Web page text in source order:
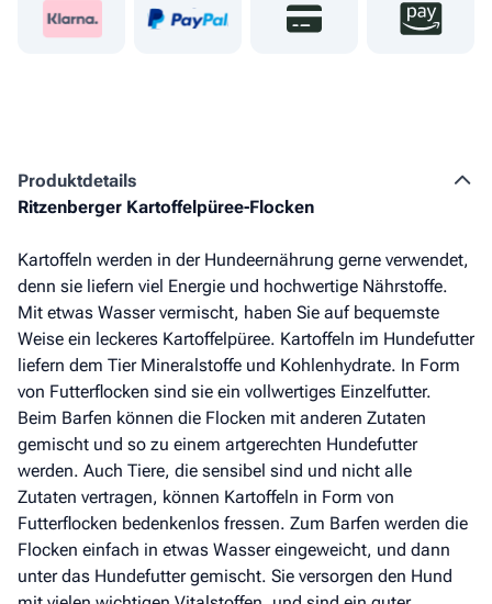
Produkt­details
Ritzenberger Kartoffelpüree-Flocken
Kartoffeln werden in der Hundeernährung gerne verwendet,
denn sie liefern viel Energie und hochwertige Nährstoffe.
Mit etwas Wasser vermischt, haben Sie auf bequemste
Weise ein leckeres Kartoffelpüree. Kartoffeln im Hundefutter
liefern dem Tier Mineralstoffe und Kohlenhydrate. In Form
von Futterflocken sind sie ein vollwertiges Einzelfutter.
Beim Barfen können die Flocken mit anderen Zutaten
gemischt und so zu einem artgerechten Hundefutter
werden. Auch Tiere, die sensibel sind und nicht alle
Zutaten vertragen, können Kartoffeln in Form von
Futterflocken bedenkenlos fressen. Zum Barfen werden die
Flocken einfach in etwas Wasser eingeweicht, und dann
unter das Hundefutter gemischt. Sie versorgen den Hund